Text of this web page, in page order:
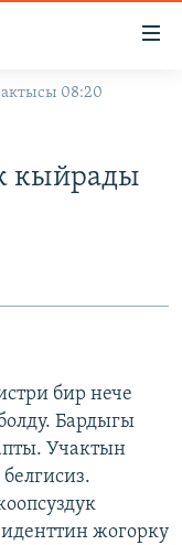
08:20
кыйрады
бир нече
Бардыгы
Учактын
жогорку